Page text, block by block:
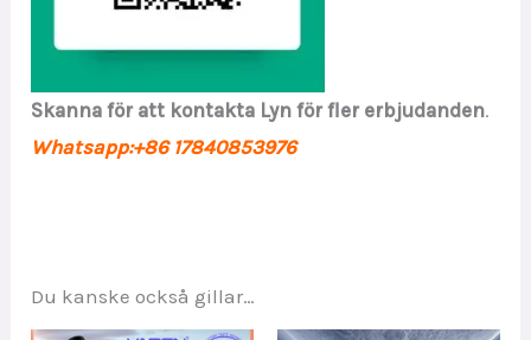
Skanna för att kontakta Lyn för fler erbjudanden.
Whatsapp:+86 17840853976
Du kanske också gillar…